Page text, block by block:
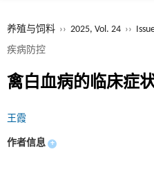
养殖与饲料 ›› 2025, Vol. 24 ››
疾病防控
禽白血病的临床症
王霞
作者信息 +